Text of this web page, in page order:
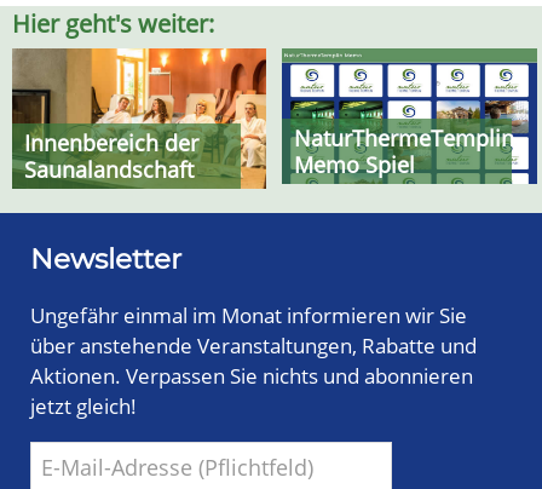
Hier geht's weiter:
Innenbereich der
Saunalandschaft
NaturThermeTemplin
Memo Spiel
Newsletter
Ungefähr einmal im Monat informieren wir Sie
über anstehende Veranstaltungen, Rabatte und
Aktionen. Verpassen Sie nichts und abonnieren
jetzt gleich!